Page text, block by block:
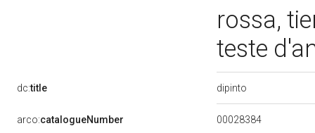
rossa,
teste
dc:title dipinto
arco:catalogueNumber 00028384